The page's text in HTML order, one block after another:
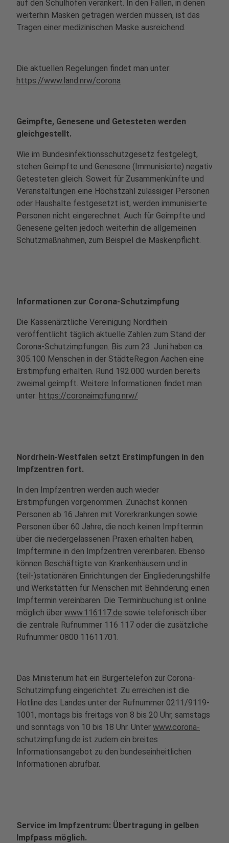
auf den Schulhöfen verankert. In den Fällen, in denen
weiterhin Masken getragen werden müssen, ist das
Tragen einer medizinischen Maske ausreichend.
Die aktuellen Regelungen findet man unter:
https://www.land.nrw/corona
Geimpfte, Genesene und Getesteten werden
gleichgestellt.
Wie im Bundesinfektionsschutzgesetz festgelegt,
stehen Geimpfte und Genesene (Immunisierte) negativ
Getesteten gleich. Soweit für Zusammenkünfte und
Veranstaltungen eine Höchstzahl zulässiger Personen
oder Haushalte festgesetzt ist, werden immunisierte
Personen nicht eingerechnet. Auch für Geimpfte und
Genesene gelten jedoch weiterhin die allgemeinen
Schutzmaßnahmen, zum Beispiel die Maskenpflicht.
Informationen zur Corona-Schutzimpfung
Die Kassenärztliche Vereinigung Nordrhein
veröffentlicht täglich aktuelle Zahlen zum Stand der
Corona-Schutzimpfungen. Bis zum 23. Juni haben ca.
305.100 Menschen in der StädteRegion Aachen eine
Erstimpfung erhalten. Rund 192.000 wurden bereits
zweimal geimpft. Weitere Informationen findet man
unter: https://coronaimpfung.nrw/
Nordrhein-Westfalen setzt Erstimpfungen in den
Impfzentren fort.
In den Impfzentren werden auch wieder
Erstimpfungen vorgenommen. Zunächst können
Personen ab 16 Jahren mit Vorerkrankungen sowie
Personen über 60 Jahre, die noch keinen Impftermin
über die niedergelassenen Praxen erhalten haben,
Impftermine in den Impfzentren vereinbaren. Ebenso
können Beschäftigte von Krankenhäusern und in
(teil-)stationären Einrichtungen der Eingliederungshilfe
und Werkstätten für Menschen mit Behinderung einen
Impftermin vereinbaren. Die Terminbuchung ist online
möglich über www.116117.de sowie telefonisch über
die zentrale Rufnummer 116 117 oder die zusätzliche
Rufnummer 0800 11611701.
Das Ministerium hat ein Bürgertelefon zur Corona-
Schutzimpfung eingerichtet. Zu erreichen ist die
Hotline des Landes unter der Rufnummer 0211/9119-
1001, montags bis freitags von 8 bis 20 Uhr, samstags
und sonntags von 10 bis 18 Uhr. Unter www.corona-
schutzimpfung.de ist zudem ein breites
Informationsangebot zu den bundeseinheitlichen
Informationen abrufbar.
Service im Impfzentrum: Übertragung in gelben
Impfpass möglich.